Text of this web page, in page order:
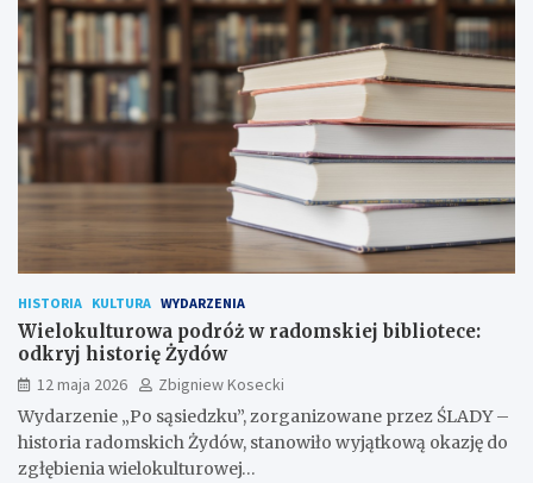
HISTORIA KULTURA WYDARZENIA
Wielokulturowa podróż w radomskiej bibliotece:
odkryj historię Żydów
12 maja 2026
Zbigniew Kosecki
Wydarzenie „Po sąsiedzku”, zorganizowane przez ŚLADY –
historia radomskich Żydów, stanowiło wyjątkową okazję do
zgłębienia wielokulturowej…